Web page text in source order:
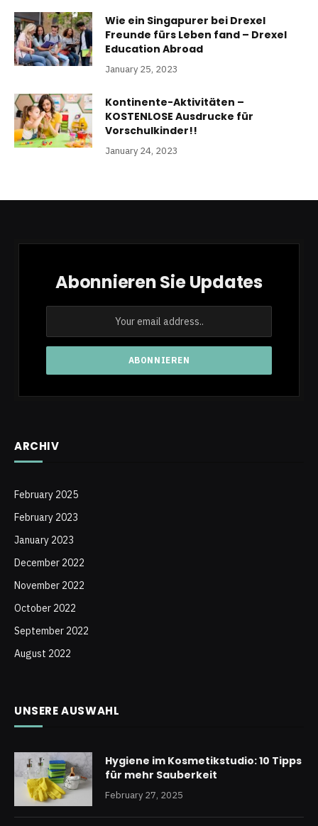
Wie ein Singapurer bei Drexel
Freunde fürs Leben fand – Drexel
Education Abroad
January 25, 2023
Kontinente-Aktivitäten –
KOSTENLOSE Ausdrucke für
Vorschulkinder!!
January 24, 2023
Abonnieren Sie Updates
ARCHIV
February 2025
February 2023
January 2023
December 2022
November 2022
October 2022
September 2022
August 2022
UNSERE AUSWAHL
Hygiene im Kosmetikstudio: 10 Tipps
für mehr Sauberkeit
February 27, 2025